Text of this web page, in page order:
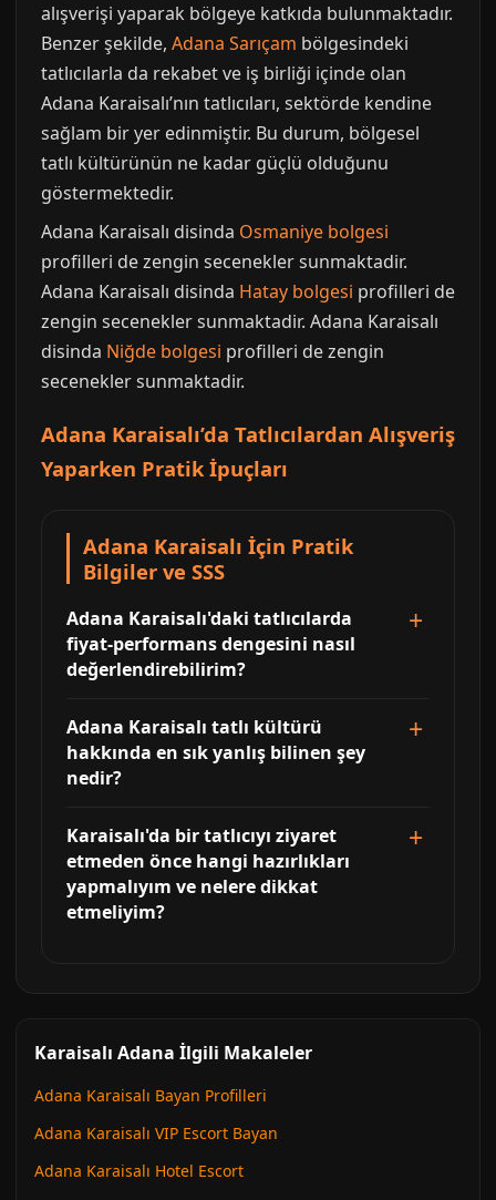
alışverişi yaparak bölgeye katkıda bulunmaktadır.
Benzer şekilde, Adana Sarıçam bölgesindeki
tatlıcılarla da rekabet ve iş birliği içinde olan
Adana Karaisalı’nın tatlıcıları, sektörde kendine
sağlam bir yer edinmiştir. Bu durum, bölgesel
tatlı kültürünün ne kadar güçlü olduğunu
göstermektedir.
Adana Karaisalı disinda Osmaniye bolgesi
profilleri de zengin secenekler sunmaktadir.
Adana Karaisalı disinda Hatay bolgesi profilleri de
zengin secenekler sunmaktadir. Adana Karaisalı
disinda Niğde bolgesi profilleri de zengin
secenekler sunmaktadir.
Adana Karaisalı’da Tatlıcılardan Alışveriş
Yaparken Pratik İpuçları
Adana Karaisalı İçin Pratik
Bilgiler ve SSS
Adana Karaisalı'daki tatlıcılarda
fiyat-performans dengesini nasıl
değerlendirebilirim?
Adana Karaisalı tatlı kültürü
hakkında en sık yanlış bilinen şey
nedir?
Karaisalı'da bir tatlıcıyı ziyaret
etmeden önce hangi hazırlıkları
yapmalıyım ve nelere dikkat
etmeliyim?
Karaisalı Adana İlgili Makaleler
Adana Karaisalı Bayan Profilleri
Adana Karaisalı VIP Escort Bayan
Adana Karaisalı Hotel Escort